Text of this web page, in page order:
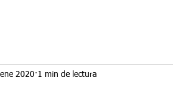
2020 1 min de lectura